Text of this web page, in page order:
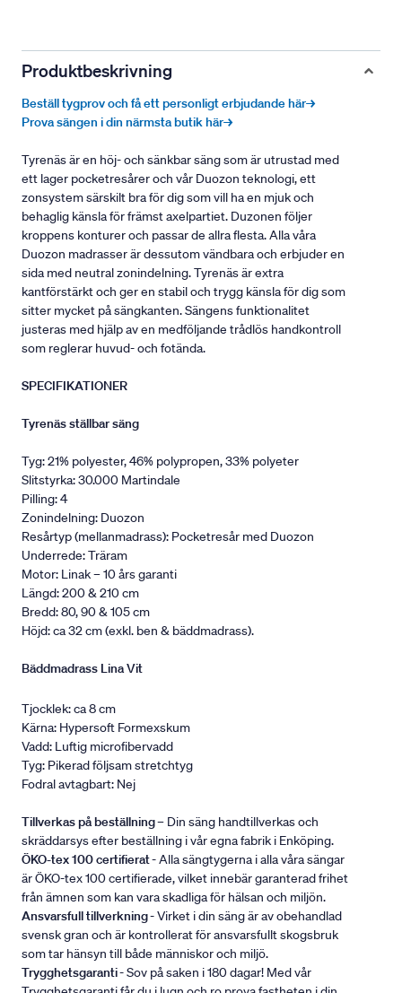
Produktbeskrivning
Beställ tygprov och få ett personligt erbjudande här→
Prova sängen i din närmsta butik här→
Tyrenäs är en höj- och sänkbar säng som är utrustad med
ett lager pocketresårer och vår Duozon teknologi, ett
zonsystem särskilt bra för dig som vill ha en mjuk och
behaglig känsla för främst axelpartiet. Duzonen följer
kroppens konturer och passar de allra flesta. Alla våra
Duozon madrasser är dessutom vändbara och erbjuder en
sida med neutral zonindelning. Tyrenäs är extra
kantförstärkt och ger en stabil och trygg känsla för dig som
sitter mycket på sängkanten. Sängens funktionalitet
justeras med hjälp av en medföljande trådlös handkontroll
som reglerar huvud- och fotända.
SPECIFIKATIONER
Tyrenäs ställbar säng
Tyg: 21% polyester, 46% polypropen, 33% polyeter
Slitstyrka: 30.000 Martindale
Pilling: 4
Zonindelning: Duozon
Resårtyp (mellanmadrass): Pocketresår med Duozon
Underrede: Träram
Motor: Linak – 10 års garanti
Längd: 200 & 210 cm
Bredd: 80, 90 & 105 cm
Höjd: ca 32 cm (exkl. ben & bäddmadrass).
Bäddmadrass Lina Vit
Tjocklek: ca 8 cm
Kärna: Hypersoft Formexskum
Vadd: Luftig microfibervadd
Tyg: Pikerad följsam stretchtyg
Fodral avtagbart: Nej
Tillverkas på beställning– Din säng handtillverkas och
skräddarsys efter beställning i vår egna fabrik i Enköping.
ÖKO-tex 100 certifierat- Alla sängtygerna i alla våra sängar
är ÖKO-tex 100 certifierade, vilket innebär garanterad frihet
från ämnen som kan vara skadliga för hälsan och miljön.
Ansvarsfull tillverkning- Virket i din säng är av obehandlad
svensk gran och är kontrollerat för ansvarsfullt skogsbruk
som tar hänsyn till både människor och miljö.
Trygghetsgaranti- Sov på saken i 180 dagar! Med vår